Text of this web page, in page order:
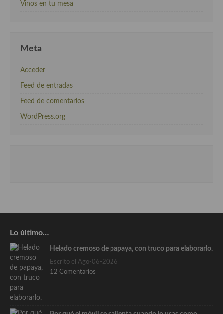
Vinos en tu mesa
Meta
Acceder
Feed de entradas
Feed de comentarios
WordPress.org
Lo último…
Helado cremoso de papaya, con truco para elaborarlo.
Escrito el Ago-06-2026
12 Comentarios